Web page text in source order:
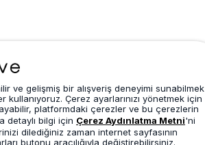
ve gelişmiş bir alışveriş deneyimi sunabilmek
Çerez ayarlarınızı yönetmek için
platformdaki çerezler ve bu çerezlerin
detaylı bilgi için Çerez Aydınlatma Metni'ni
dilediğiniz zaman internet sayfasının
butonu aracılığıyla değiştirebilirsiniz.